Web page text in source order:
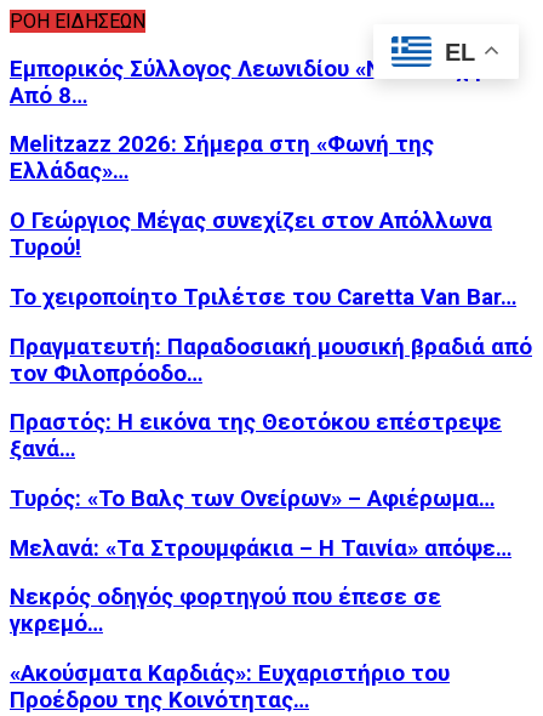
ΡΟΗ ΕΙΔΗΣΕΩΝ
Εμπορικός Σύλλογος Λεωνιδίου «Νέα Εποχή»:
Από 8…
Melitzazz 2026: Σήμερα στη «Φωνή της
Ελλάδας»…
Ο Γεώργιος Μέγας συνεχίζει στον Απόλλωνα
Τυρού!
Το χειροποίητο Τριλέτσε του Caretta Van Bar…
Πραγματευτή: Παραδοσιακή μουσική βραδιά από
τον Φιλοπρόοδο…
Πραστός: Η εικόνα της Θεοτόκου επέστρεψε
ξανά…
Τυρός: «Το Βαλς των Ονείρων» – Αφιέρωμα…
Μελανά: «Τα Στρουμφάκια – Η Ταινία» απόψε…
Νεκρός οδηγός φορτηγού που έπεσε σε
γκρεμό…
«Ακούσματα Καρδιάς»: Ευχαριστήριο του
Προέδρου της Κοινότητας…
EL